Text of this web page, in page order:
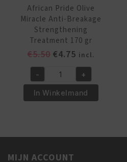
African Pride Olive
Miracle Anti-Breakage
Strengthening
Treatment 170 gr
€5.50 Oorspronkelijke
was:
€5.50.
€4.75Huidige
prijs
is:
€4.75.
incl.
African
Pride
Olive
Strengthening
- +
In Winkelmand
MIJN ACCOUNT